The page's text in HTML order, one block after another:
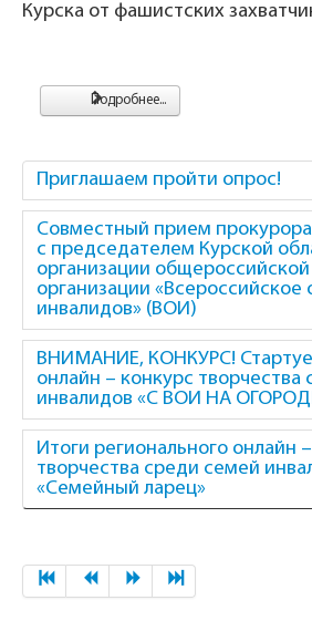
Курска от фашистских
Подробнее...
Приглашаем пройти опрос!
Совместный прием
с председателем Курской
организации
организации «Всероссийское
инвалидов» (ВОИ)
ВНИМАНИЕ, КОНКУРС!
онлайн – конкурс творчества
инвалидов «С ВОИ НА
Итоги регионального онлайн
творчества среди семей
«Семейный ларец»